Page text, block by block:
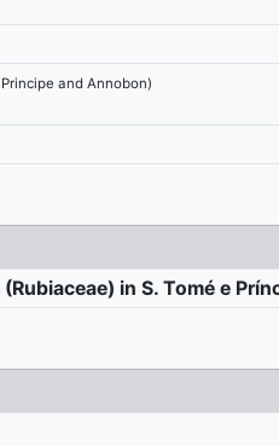
and Annobon)
in S. Tomé e